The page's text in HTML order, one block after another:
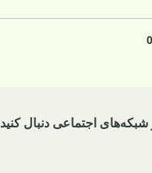
شبکه‌های اجتماعی دنبال کنید